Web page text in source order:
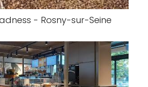
- Rosny-sur-Seine